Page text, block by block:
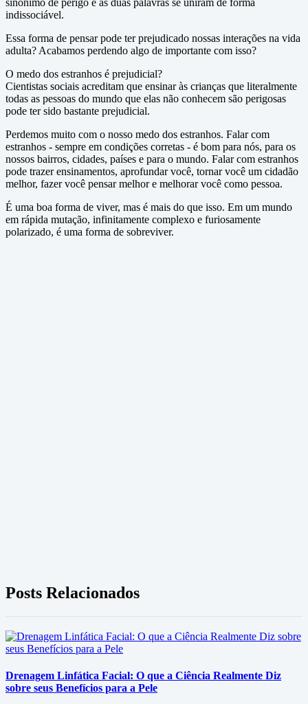
sinônimo de perigo e as duas palavras se uniram de forma
indissociável.
Essa forma de pensar pode ter prejudicado nossas interações na vida
adulta? Acabamos perdendo algo de importante com isso?
O medo dos estranhos é prejudicial?
Cientistas sociais acreditam que ensinar às crianças que literalmente
todas as pessoas do mundo que elas não conhecem são perigosas
pode ter sido bastante prejudicial.
Perdemos muito com o nosso medo dos estranhos. Falar com
estranhos - sempre em condições corretas - é bom para nós, para os
nossos bairros, cidades, países e para o mundo. Falar com estranhos
pode trazer ensinamentos, aprofundar você, tornar você um cidadão
melhor, fazer você pensar melhor e melhorar você como pessoa.
É uma boa forma de viver, mas é mais do que isso. Em um mundo
em rápida mutação, infinitamente complexo e furiosamente
polarizado, é uma forma de sobreviver.
Posts Relacionados
Drenagem Linfática Facial: O que a Ciência Realmente Diz
sobre seus Benefícios para a Pele